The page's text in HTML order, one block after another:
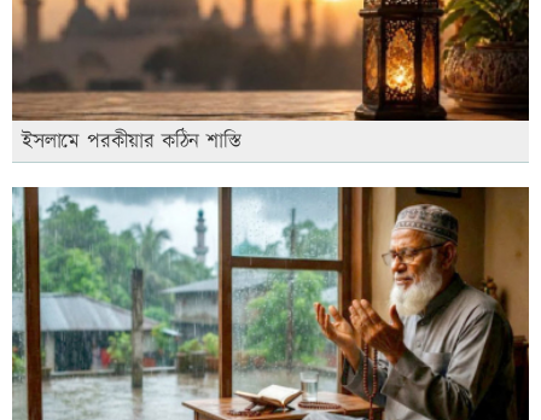
ইসলামে পরকীয়ার কঠিন শাস্তি